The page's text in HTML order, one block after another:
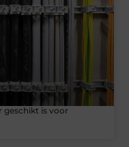
geschikt is voor